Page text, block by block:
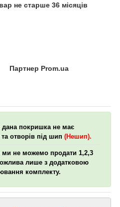
не старше 36 місяців
Партнер Prom.ua
дана покришка не має
отворів під шип (Нешип).
ми не можемо продати 1,2,3
лише з додатковою
комплекту.